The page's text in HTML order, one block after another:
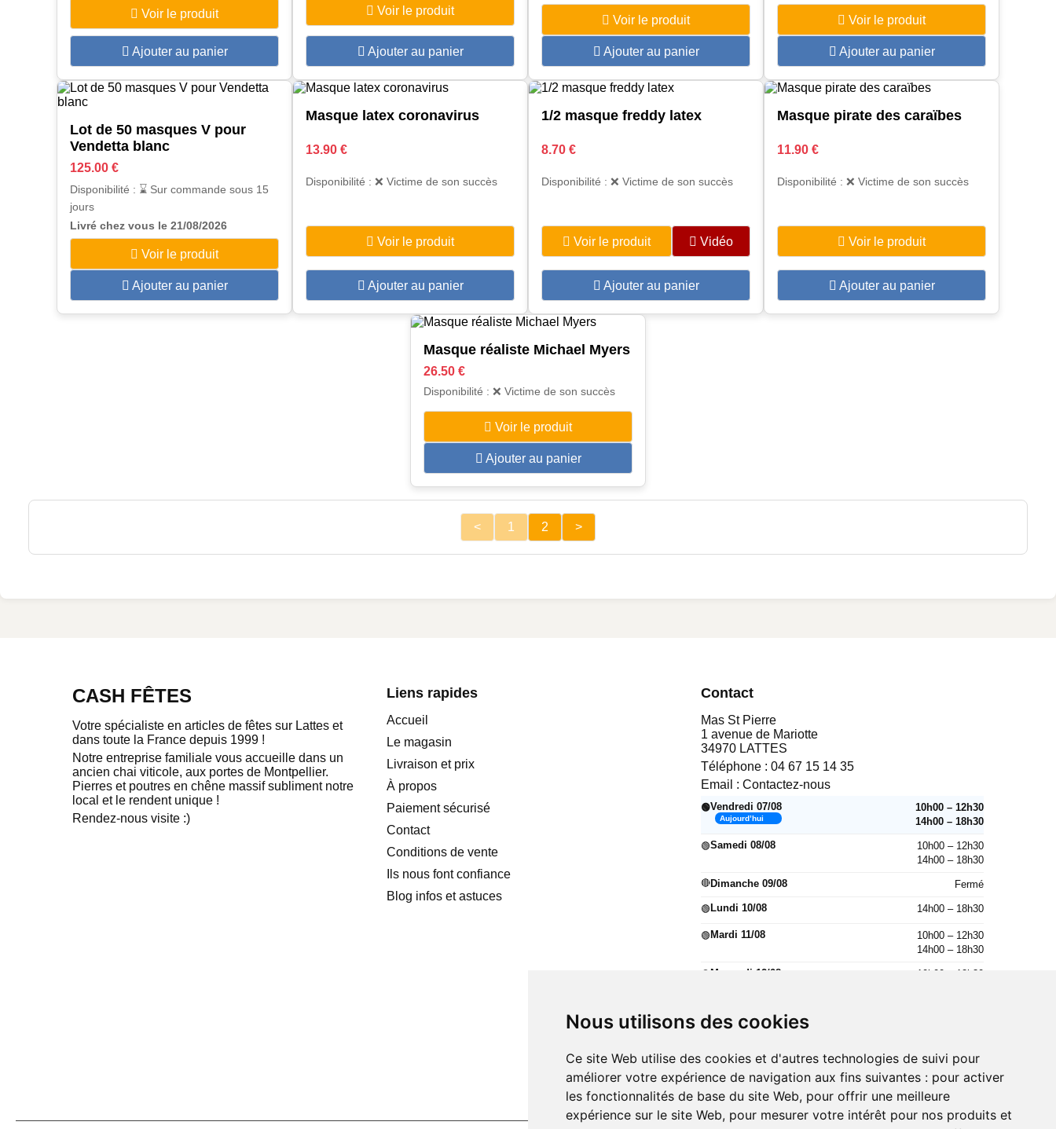
Nous utilisons des cookies
Ce site Web utilise des cookies et d'autres technologies de suivi pour
améliorer votre expérience de navigation aux fins suivantes : pour activer
les fonctionnalités de base du site Web, pour offrir une meilleure
expérience sur le site Web, pour mesurer votre intérêt pour nos produits et
Voir le produit
Ajouter au panier
Voir le produit
Ajouter au panier
Voir le produit
Ajouter au panier
Voir le produit
Ajouter au panier
Lot de 50 masques V pour
Vendetta blanc
125.00 €
Disponibilité : ⌛ Sur commande sous 15
jours
Livré chez vous le 21/08/2026
Voir le produit
Ajouter au panier
Masque latex coronavirus
13.90 €
Disponibilité : ❌ Victime de son succès
Voir le produit
Ajouter au panier
1/2 masque freddy latex
8.70 €
Disponibilité : ❌ Victime de son succès
Voir le produit Vidéo
Ajouter au panier
Masque pirate des caraïbes
11.90 €
Disponibilité : ❌ Victime de son succès
Voir le produit
Ajouter au panier
Masque réaliste Michael Myers
26.50 €
Disponibilité : ❌ Victime de son succès
Voir le produit
Ajouter au panier
< 1 2 >
CASH FÊTES
Votre spécialiste en articles de fêtes sur Lattes et
dans toute la France depuis 1999 !
Notre entreprise familiale vous accueille dans un
ancien chai viticole, aux portes de Montpellier.
Pierres et poutres en chêne massif subliment notre
local et le rendent unique !
Rendez-nous visite :)
Liens rapides
Accueil
Le magasin
Livraison et prix
À propos
Paiement sécurisé
Contact
Conditions de vente
Ils nous font confiance
Blog infos et astuces
Contact
Mas St Pierre
1 avenue de Mariotte
34970 LATTES
Téléphone : 04 67 15 14 35
Email : Contactez-nous
🟢Vendredi 07/08
Aujourd’hui
10h00 – 12h30
14h00 – 18h30
🟢Samedi 08/08
10h00 – 12h30
14h00 – 18h30
🔴Dimanche 09/08 Fermé
🟢 Lundi 10/08 14h00 – 18h30
🟢 Mardi 11/08
10h00 – 12h30
14h00 – 18h30
Mercredi 12/08
10h00 – 12h30
🟢Jeudi 13/08
10h00 – 12h30
14h00 – 18h30